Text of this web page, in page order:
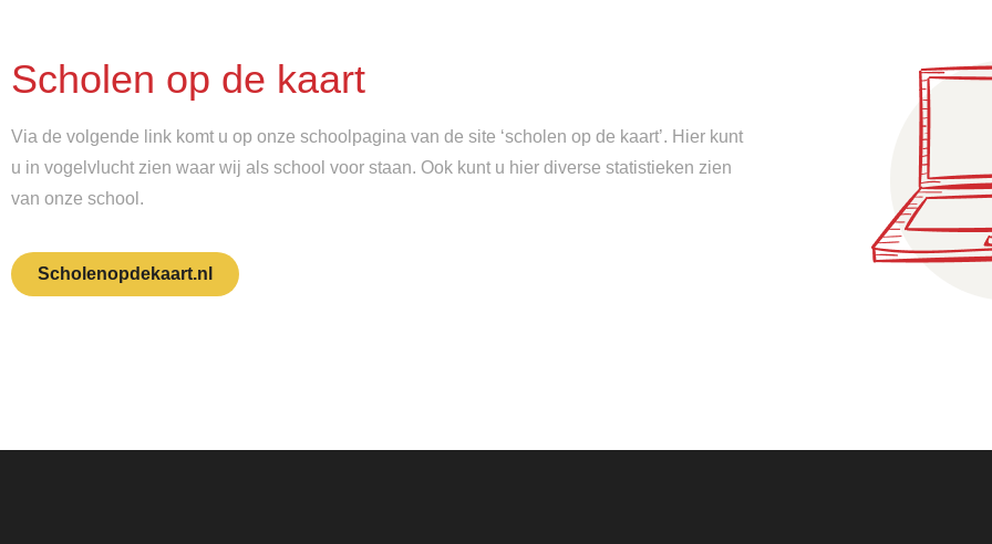
Scholen op de kaart
Via de volgende link komt u op onze schoolpagina van de site ‘scholen op de kaart’. Hier kunt
u in vogelvlucht zien waar wij als school voor staan. Ook kunt u hier diverse statistieken zien
van onze school.
Scholenopdekaart.nl